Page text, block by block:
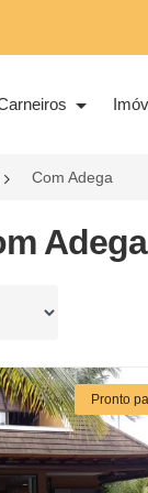
Com Adega
Pronto